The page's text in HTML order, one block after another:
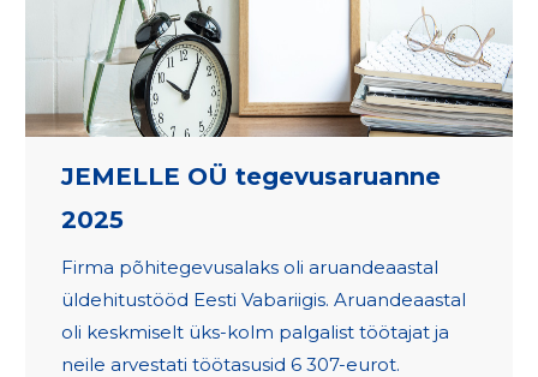
JEMELLE OÜ tegevusaruanne
2025
Firma põhitegevusalaks oli aruandeaastal
üldehitustööd Eesti Vabariigis. Aruandeaastal
oli keskmiselt üks-kolm palgalist töötajat ja
neile arvestati töötasusid 6 307-eurot.